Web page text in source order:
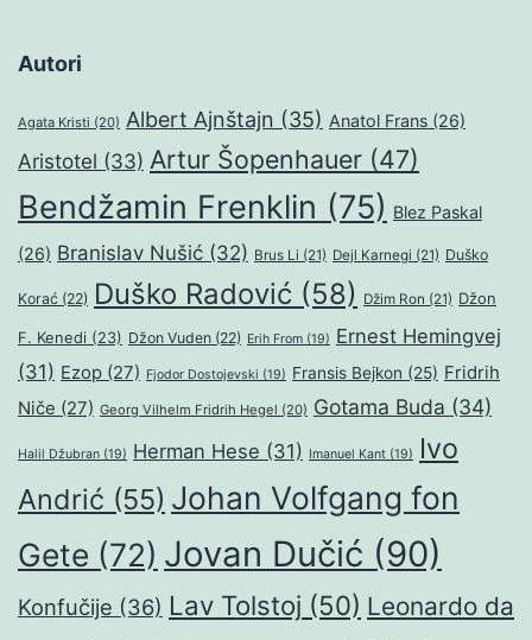
Autori
Agata Kristi (20) Albert Ajnštajn (35) Anatol Frans (26)
Aristotel (33) Artur Šopenhauer (47)
Bendžamin Frenklin (75) Blez Paskal
(26) Branislav Nušić (32) Brus Li (21) Dejl Karnegi (21) Duško
Korać (22) Duško Radović (58) Džim Ron (21) Džon
F. Kenedi (23) Džon Vuden (22) Erih From (19) Ernest Hemingvej
(31) Ezop (27) Fjodor Dostojevski (19) Fransis Bejkon (25) Fridrih
Niče (27) Georg Vilhelm Fridrih Hegel (20) Gotama Buda (34)
Halil Džubran (19) Herman Hese (31) Imanuel Kant (19)
Ivo
Andrić (55) Johan Volfgang fon
Gete (72) Jovan Dučić (90)
Konfučije (36) Lav Tolstoj (50) Leonardo da